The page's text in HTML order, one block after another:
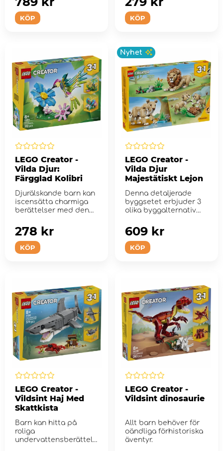
KÖP KÖP
LEGO Creator -
Vilda Djur:
Färgglad Kolibri
Djurälskande barn kan
iscensätta charmiga
berättelser med denna
KÖP
278 kr
Nyhet
LEGO Creator -
Vilda Djur
Majestätiskt Lejon
Denna detaljerade
byggsetet erbjuder 3
olika byggalternativ
KÖP
609 kr
LEGO Creator -
Vildsint Haj Med
Skattkista
Barn kan hitta på
roliga
undervattensberättels
LEGO Creator -
Vildsint dinosaurie
Allt barn behöver för
oändliga förhistoriska
äventyr.